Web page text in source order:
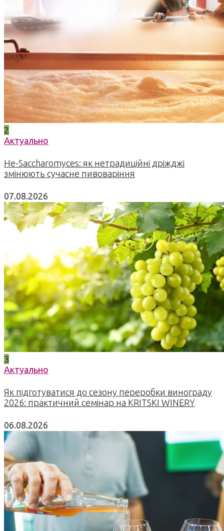
2
Актуально
Не-Saccharomyces: як нетрадиційні дріжджі
змінюють сучасне пивоваріння
07.08.2026
3
Актуально
Як підготуватися до сезону переробки винограду
2026: практичний семінар на KRITSKI WINERY
06.08.2026